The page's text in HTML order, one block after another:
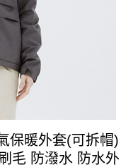
保暖外套(可拆帽)
毛 防潑水 防水外